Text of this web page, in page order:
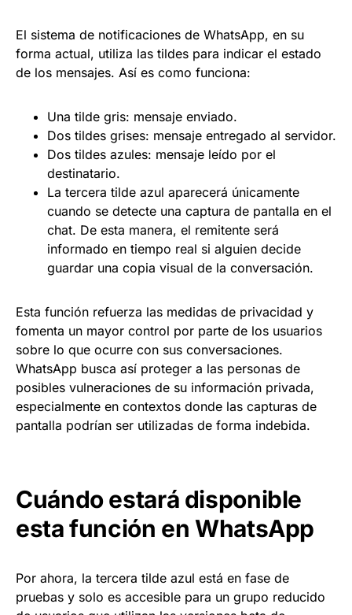
El sistema de notificaciones de WhatsApp, en su
forma actual, utiliza las tildes para indicar el estado
de los mensajes. Así es como funciona:
Una tilde gris: mensaje enviado.
Dos tildes grises: mensaje entregado al servidor.
Dos tildes azules: mensaje leído por el
destinatario.
La tercera tilde azul aparecerá únicamente
cuando se detecte una captura de pantalla en el
chat. De esta manera, el remitente será
informado en tiempo real si alguien decide
guardar una copia visual de la conversación.
Esta función refuerza las medidas de privacidad y
fomenta un mayor control por parte de los usuarios
sobre lo que ocurre con sus conversaciones.
WhatsApp busca así proteger a las personas de
posibles vulneraciones de su información privada,
especialmente en contextos donde las capturas de
pantalla podrían ser utilizadas de forma indebida.
Cuándo estará disponible
esta función en WhatsApp
Por ahora, la tercera tilde azul está en fase de
pruebas y solo es accesible para un grupo reducido